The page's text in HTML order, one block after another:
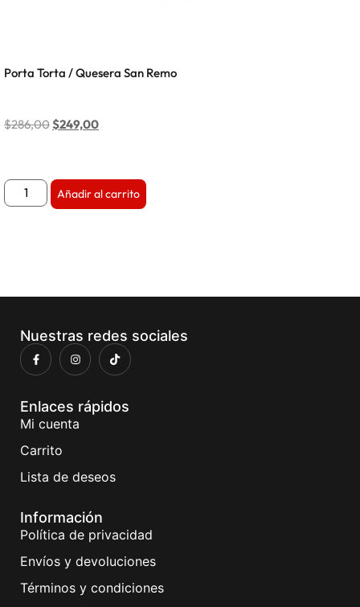
Porta Torta / Quesera San Remo
$286,00$249,00
Añadir al carrito
Nuestras redes sociales
Enlaces rápidos
Mi cuenta
Carrito
Lista de deseos
Información
Política de privacidad
Envíos y devoluciones
Términos y condiciones